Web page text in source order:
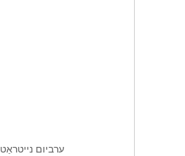
ערביום נייטראַט